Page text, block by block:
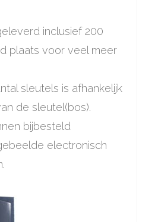
inclusief 200
plaats voor veel meer
sleutels is afhankelijk
de sleutel(bos).
bijbesteld
electronisch